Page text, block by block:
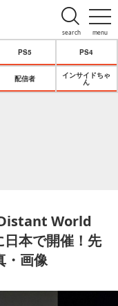
menu
search
PS5 PS4
配信者
インサイドちゃ
ん
World
本で開催！先
・画像